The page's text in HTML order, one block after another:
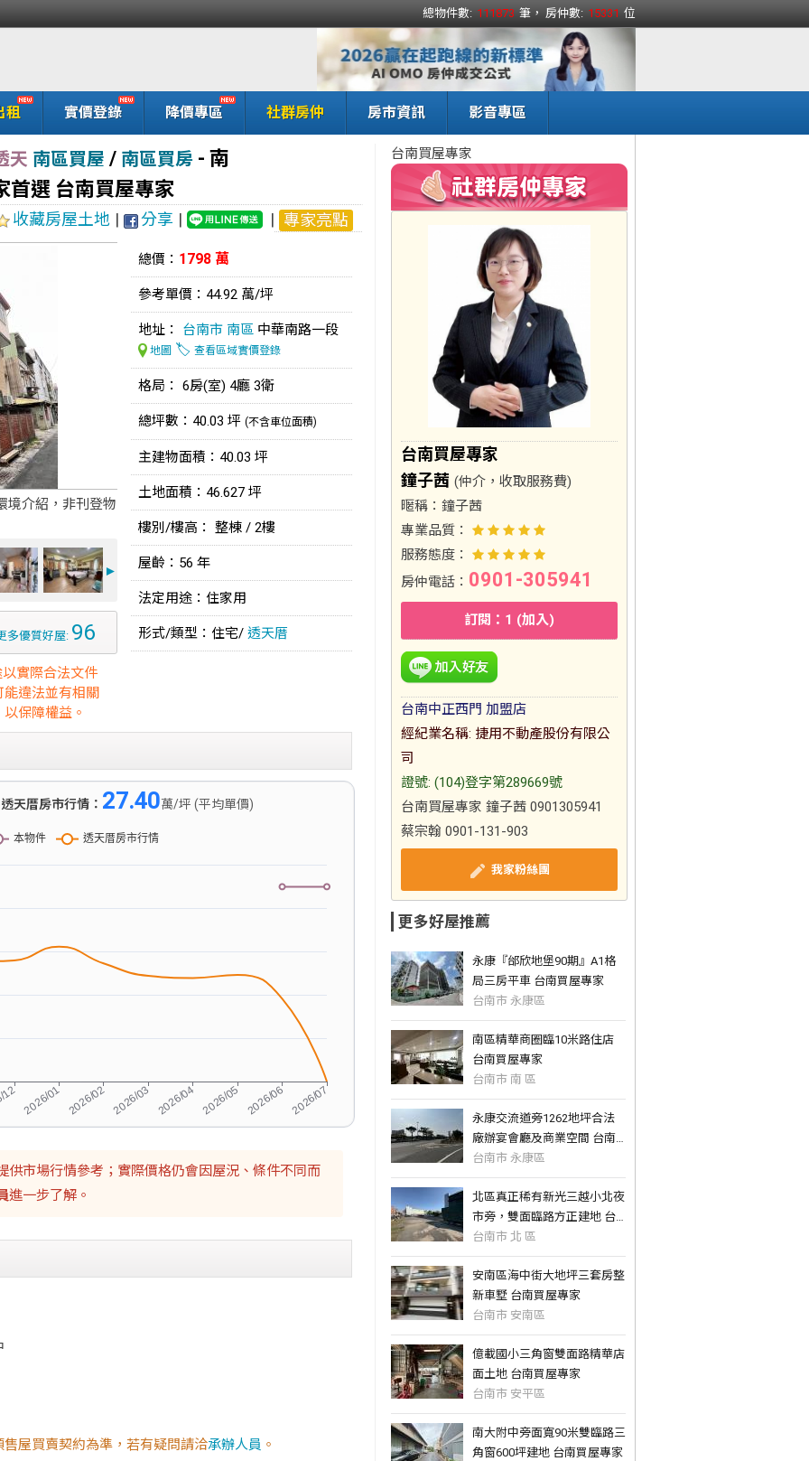
總物件數: 111873 筆， 房仲數: 15331 位
租 實價登錄 降價專區 社群房仲 房市資訊 影音專區
天 南區買屋 / 南區買房 - 南
首選 台南買屋專家
收藏房屋土地 | 分享 | | 專家亮點
境介紹，非刊登物
►
多優質好屋: 96
實際合法文件
違法並有相關
保障權益。
總價： 1798 萬
參考單價：44.92 萬/坪
地址： 台南市 南區 中華南路一段
地圖 🏷️ 查看區域實價登錄
格局： 6房(室) 4廳 3衛
總坪數：40.03 坪 (不含車位面積)
主建物面積：40.03 坪
土地面積：46.627 坪
樓別/樓高： 整棟 / 2樓
屋齡：56 年
法定用途：住家用
形式/類型：住宅/ 透天厝
透天厝房市行情： 27.40萬/坪 (平均單價)
供市場行情參考；實際價格仍會因屋況、條件不同而
進一步了解。
屋買賣契約為準，若有疑問請洽承辦人員 。
台南買屋專家
台南買屋專家
鐘子茜 (仲介，收取服務費)
暱稱： 鐘子茜
專業品質：
服務態度：
房仲電話： 0901-305941
訂閱：1 (加入)
台南中正西門 加盟店
經紀業名稱: 捷用不動產股份有限公
司
證號: (104)登字第289669號
台南買屋專家 鐘子茜 0901305941
蔡宗翰 0901-131-903
我家粉絲團
更多好屋推薦
永康『邰欣地堡90期』A1格
局三房平車 台南買屋專家
台南市 永康區
南區精華商圈臨10米路住店
台南買屋專家
台南市 南 區
永康交流道旁1262地坪合法
廠辦宴會廳及商業空間 台南
買屋專家
台南市 永康區
北區真正稀有新光三越小北夜
市旁，雙面臨路方正建地 台
南買屋專家
台南市 北 區
安南區海中街大地坪三套房整
新車墅 台南買屋專家
台南市 安南區
億載國小三角窗雙面路精華店
面土地 台南買屋專家
台南市 安平區
南大附中旁面寬90米雙臨路三
角窗600坪建地 台南買屋專家